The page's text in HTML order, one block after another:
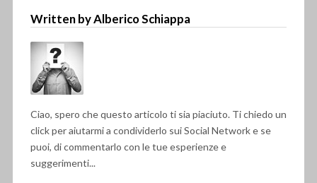
Written by Alberico Schiappa
Ciao, spero che questo articolo ti sia piaciuto. Ti chiedo un
click per aiutarmi a condividerlo sui Social Network e se
puoi, di commentarlo con le tue esperienze e
suggerimenti...